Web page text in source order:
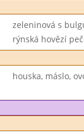
zeleninová s
rýnská hovězí
houska, máslo,